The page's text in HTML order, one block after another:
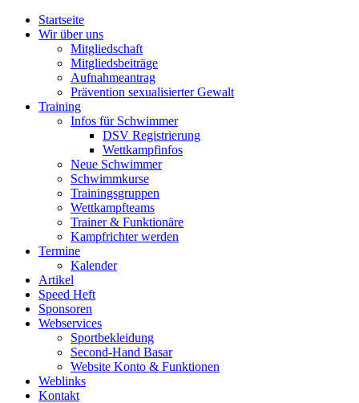
Direkt zum Inhalt
Hauptmenü
Startseite
Wir über uns
Mitgliedschaft
Mitgliedsbeiträge
Aufnahmeantrag
Prävention sexualisierter Gewalt
Training
Infos für Schwimmer
DSV Registrierung
Wettkampfinfos
Neue Schwimmer
Schwimmkurse
Trainingsgruppen
Wettkampfteams
Trainer & Funktionäre
Kampfrichter werden
Termine
Kalender
Artikel
Speed Heft
Sponsoren
Webservices
Sportbekleidung
Second-Hand Basar
Website Konto & Funktionen
Weblinks
Kontakt